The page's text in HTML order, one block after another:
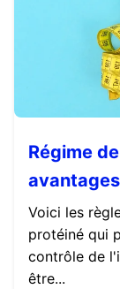
Régime
Voici les
protéiné qui
contrôle de
être...